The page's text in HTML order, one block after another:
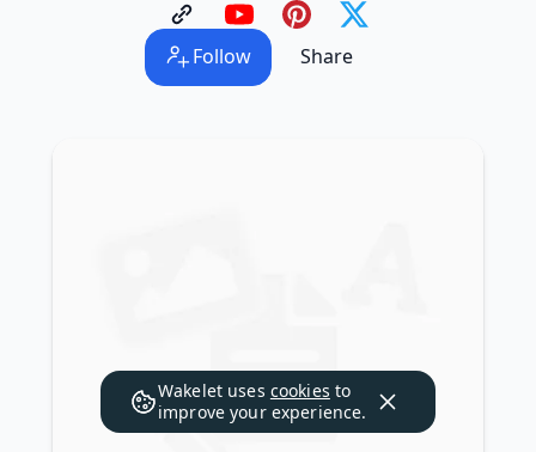
Follow Share
Wakelet uses cookies to
improve your experience.